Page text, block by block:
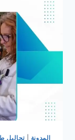
المدونة تحاليل